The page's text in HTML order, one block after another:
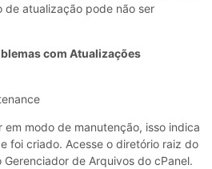
de atualização pode não ser
com Atualizações
em modo de manutenção, isso indica
foi criado. Acesse o diretório raiz do
Gerenciador de Arquivos do cPanel.